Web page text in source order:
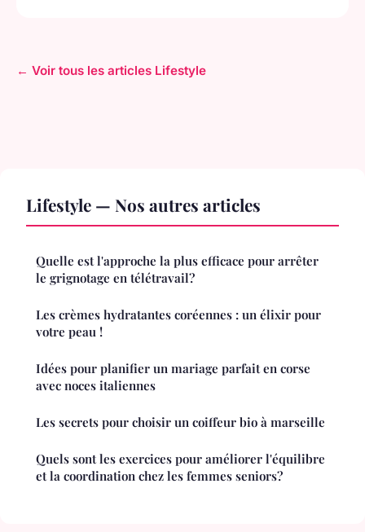
← Voir tous les articles Lifestyle
Lifestyle — Nos autres articles
Quelle est l'approche la plus efficace pour arrêter
le grignotage en télétravail?
Les crèmes hydratantes coréennes : un élixir pour
votre peau !
Idées pour planifier un mariage parfait en corse
avec noces italiennes
Les secrets pour choisir un coiffeur bio à marseille
Quels sont les exercices pour améliorer l'équilibre
et la coordination chez les femmes seniors?